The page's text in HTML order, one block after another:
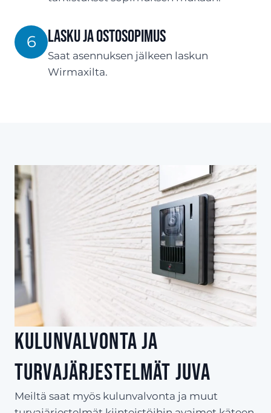
6 Lasku ja ostosopimus
Saat asennuksen jälkeen laskun
Wirmaxilta.
Kulunvalvonta ja
turvajärjestelmät Juva
Meiltä saat myös kulunvalvonta ja muut